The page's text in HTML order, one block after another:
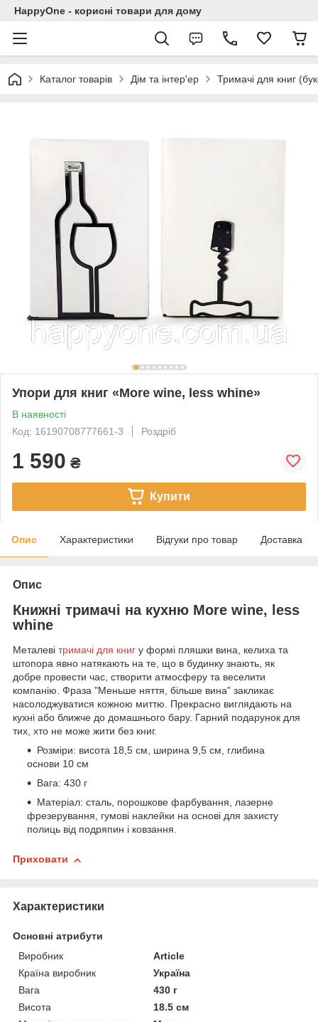
HappyOne - корисні товари для дому
Каталог товарів Дім та інтер'ер Тримачі для книг
Упори для книг «More wine, less whine»
В наявності
Код: 16190708777661-3
Роздріб
1 590 ₴
Купити
Опис Характеристики Відгуки про товар Доставка
Опис
Книжні тримачі на кухню More wine, less
whine
Металеві тримачі для книг у формі пляшки вина, келиха та
штопора явно натякають на те, що в будинку знають, як
добре провести час, створити атмосферу та веселити
компанію. Фраза "Меньше няття, більше вина" закликає
насолоджуватися кожною миттю. Прекрасно виглядають на
кухні або ближче до домашнього бару. Гарний подарунок для
тих, хто не може жити без книг.
Розміри: висота 18,5 см, ширина 9,5 см, глибина
основи 10 см
Вага: 430 г
Матеріал: сталь, порошкове фарбування, лазерне
фрезерування, гумові наклейки на основі для захисту
полиць від подряпин і ковзання.
Приховати
Характеристики
Основні атрибути
Виробник
Article
Країна виробник
Україна
Вага
430 г
Висота
18.5 см